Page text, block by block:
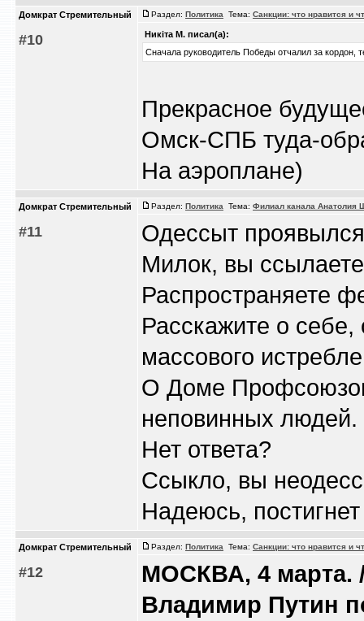
Домкрат Стремительный
#10
Раздел: Политика Тема: Санкции: что нравится и
Никiта М. писал(а):
Сначала руководитель Победы отчалил за
Прекрасное
Омск-СПБ туда-
На аэроплане)
Домкрат Стремительный
#11
Раздел: Политика Тема: Филиал канала Анатолия
Одессыт
Милок, вы
Распространяете
Расскажите о
массового
О Доме
неповинных людей.
Нет ответа?
Ссыкло, вы
Надеюсь,
Домкрат Стремительный
#12
Раздел: Политика Тема: Санкции: что нравится и
МОСКВА, 4 марта.
Владимир Путин